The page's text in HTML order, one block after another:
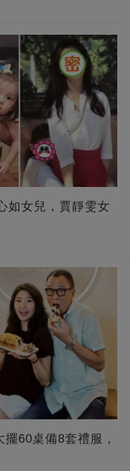
如女兒，賈靜雯女
60桌備8套禮服，